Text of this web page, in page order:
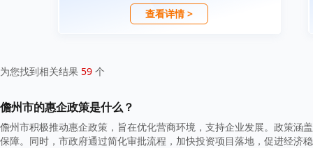
查看详情 >
为您找到相关结果 59 个
儋州市的惠企政策是什么？
儋州市积极推动惠企政策，旨在优化营商环境，支持企业发展。政策涵
保障。同时，市政府通过简化审批流程，加快投资项目落地，促进经济